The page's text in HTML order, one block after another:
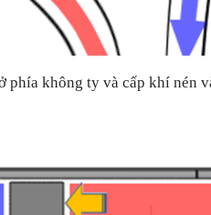
phía không ty và cấp khí nén